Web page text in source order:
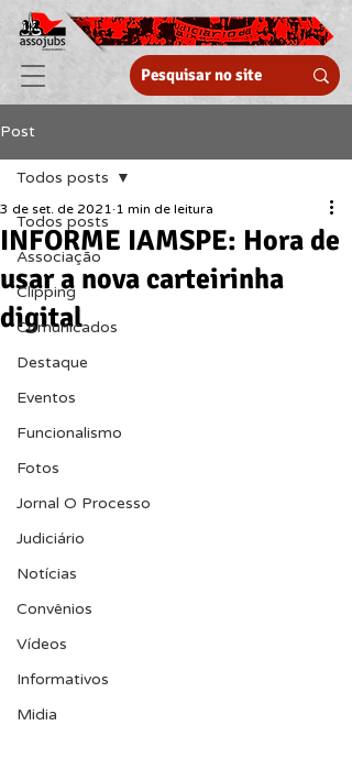
Post
Todos posts
Associação
Clipping
Comunicados
Destaque
Eventos
Funcionalismo
Fotos
Jornal O Processo
Judiciário
Notícias
Convênios
Vídeos
Informativos
Midia
Todos posts
INFORME IAMSPE: Hora de
usar a nova carteirinha
digital
3 de set. de 2021 1 min de leitura